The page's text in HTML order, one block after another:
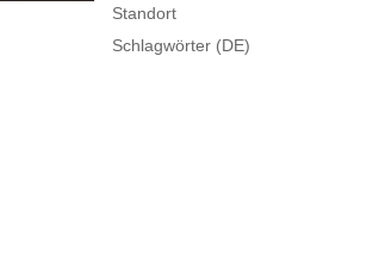
Standort
Schlagwörter (DE)